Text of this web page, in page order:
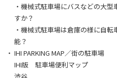
・機械式駐車場にバスなどの大型
すか？
・機械式駐車場は倉庫の様に自転
能？
IHI PARKING MAP／街の駐車場
IHI版 駐車場便利マップ
渋谷